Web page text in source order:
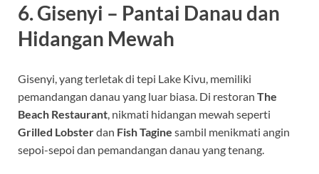
6. Gisenyi – Pantai Danau dan
Hidangan Mewah
Gisenyi, yang terletak di tepi Lake Kivu, memiliki
pemandangan danau yang luar biasa. Di restoran The
Beach Restaurant , nikmati hidangan mewah seperti
Grilled Lobsterdan Fish Tagine sambil menikmati angin
sepoi-sepoi dan pemandangan danau yang tenang.